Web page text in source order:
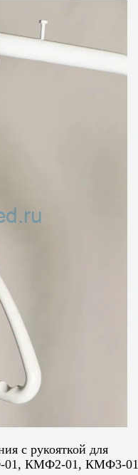
с рукояткой для
01, КМФ2-01, КМФ3-